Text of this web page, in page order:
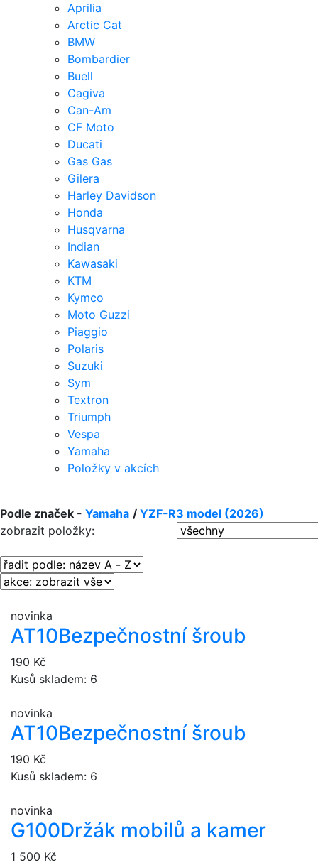
Aprilia
Arctic Cat
BMW
Bombardier
Buell
Cagiva
Can-Am
CF Moto
Ducati
Gas Gas
Gilera
Harley Davidson
Honda
Husqvarna
Indian
Kawasaki
KTM
Kymco
Moto Guzzi
Piaggio
Polaris
Suzuki
Sym
Textron
Triumph
Vespa
Yamaha
Položky v akcích
Podle značek - Yamaha / YZF-R3 model (2026)
zobrazit položky:
novinka
AT10Bezpečnostní šroub
190 Kč
Kusů skladem: 6
novinka
AT10Bezpečnostní šroub
190 Kč
Kusů skladem: 6
novinka
G100Držák mobilů a kamer
1 500 Kč